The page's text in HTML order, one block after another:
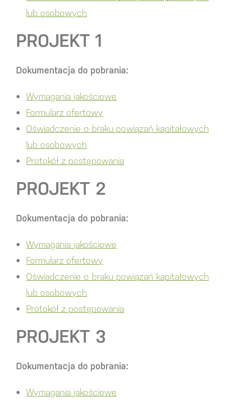
lub osobowych
PROJEKT 1
Dokumentacja do pobrania:
Wymagania jakościowe
Formularz ofertowy
Oświadczenie o braku powiązań kapitałowych
lub osobowych
Protokół z postępowania
PROJEKT 2
Dokumentacja do pobrania:
Wymagania jakościowe
Formularz ofertowy
Oświadczenie o braku powiązań kapitałowych
lub osobowych
Protokół z postępowania
PROJEKT 3
Dokumentacja do pobrania:
Wymagania jakościowe